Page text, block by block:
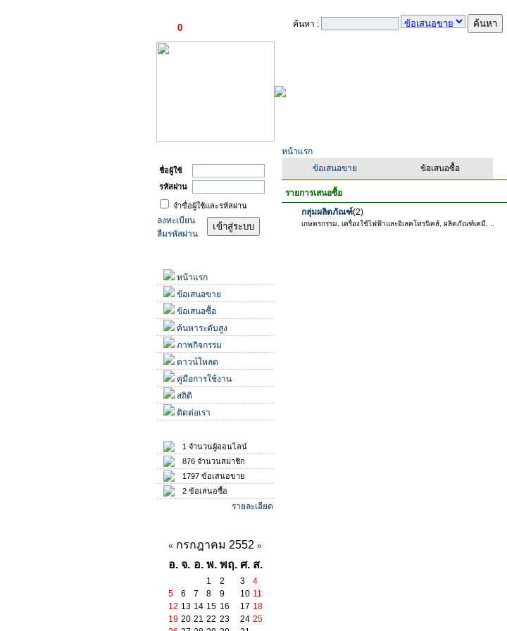
0
ค้นหา :
ชื่อผู้ใช้
รหัสผ่าน
จำขื่อผู้ใช้และรหัสผ่าน
ลงทะเบียน
ลืมรหัสผ่าน
หน้าแรก
ข้อเสนอขาย
ข้อเสนอซื้อ
ค้นหาระดับสูง
ภาพกิจกรรม
ดาวน์โหลด
คู่มือการใช้งาน
สถิติ
ติดต่อเรา
1 จำนวนผู้ออนไลน์
876 จำนวนสมาชิก
1797 ข้อเสนอขาย
2 ข้อเสนอซื้อ
รายละเอียด
« กรกฎาคม 2552 »
อ. จ. อ. พ. พฤ. ศ. ส.
1 2 3
4
5
6 7 8 9 10 11
12 13 14 15 16 17 18
19 20 21 22 23 24 25
หน้าแรก
ข้อเสนอขาย
ข้อเสนอซื้อ
รายการเสนอซื้อ
กลุ่มผลิตภัณฑ์(2)
เกษตรกรรม, เครื่องใช้ไฟฟ้าและอิเลคโทรนิคส์, ผลิตภัณฑ์เคมี, ..